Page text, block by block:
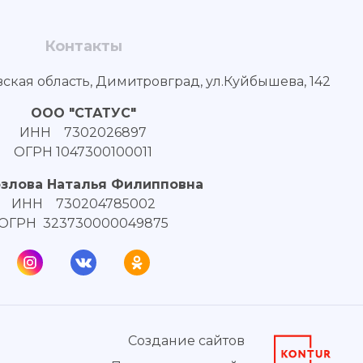
Контакты
область, Димитровград, ул.Куйбышева, 142
ООО "СТАТУС"
ИНН 7302026897
ОГРН 1047300100011
Наталья Филипповна
ИНН 730204785002
323730000049875
Создание сайтов